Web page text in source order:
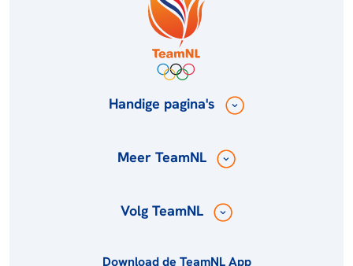
Handige pagina's
Meer TeamNL
Volg TeamNL
Download de TeamNL App